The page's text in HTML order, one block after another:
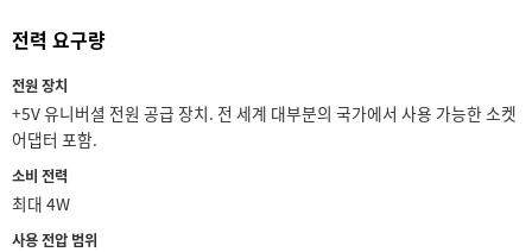
전력 요구량
전원 장치
+5V 유니버셜 전원 공급 장치. 전 세계 대부분의 국가에서 사용 가능한 소켓
어댑터 포함.
소비 전력
최대 4W
사용 전압 범위